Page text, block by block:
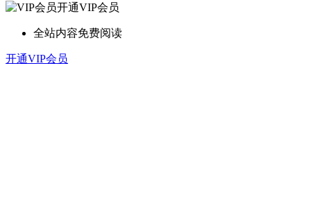
开通VIP会员
全站内容免费阅读
开通VIP会员